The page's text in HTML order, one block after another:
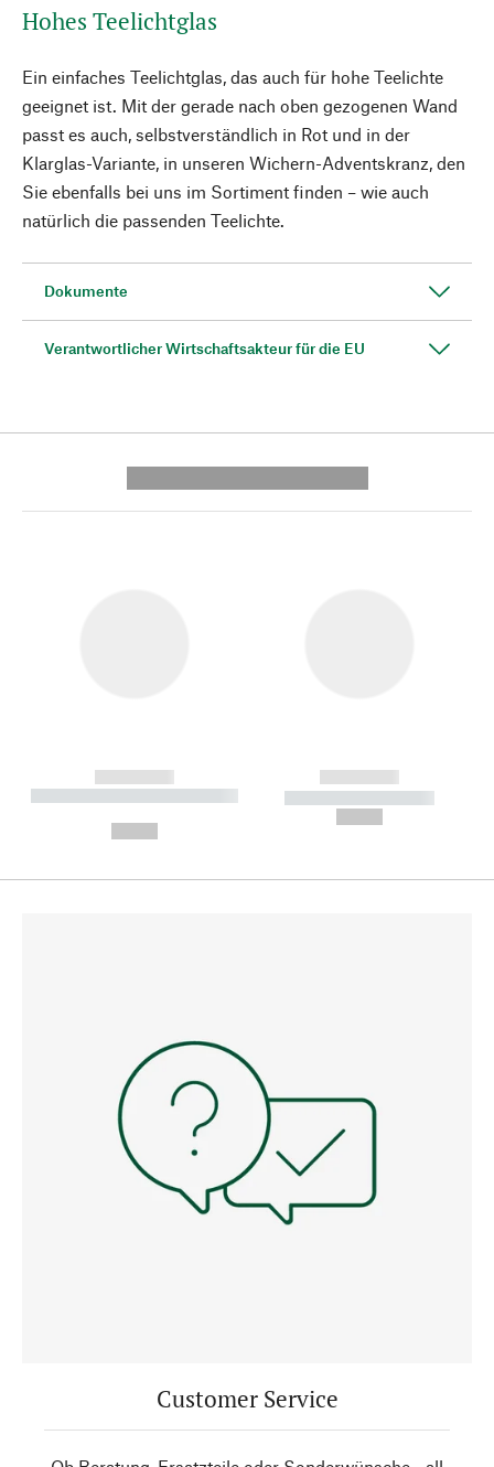
Hohes Teelichtglas
Ein einfaches Teelichtglas, das auch für hohe Teelichte
geeignet ist. Mit der gerade nach oben gezogenen Wand
passt es auch, selbstverständlich in Rot und in der
Klarglas-Variante, in unseren Wichern-Adventskranz, den
Sie ebenfalls bei uns im Sortiment finden – wie auch
natürlich die passenden Teelichte.
Dokumente
Verantwortlicher Wirtschaftsakteur für die EU
------------
----------- ----------- --------
------------
----------- -----------
Customer Service